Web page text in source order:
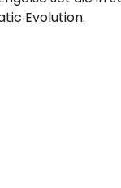
Evolution.
Terastal